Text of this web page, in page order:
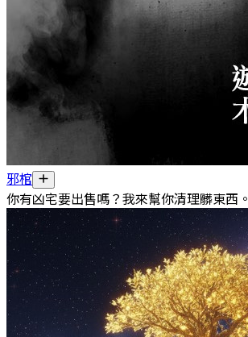
邪棺
你有凶宅要出售嗎？我來幫你清理髒東西。